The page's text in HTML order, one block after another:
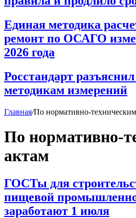
Единая методика
ремонт по ОСАГО
2026 года
Росстандарт
методикам измерений
Главная/По нормативно-
По нормативно-
актам
ГОСТы для
пищевой
заработают 1 июля